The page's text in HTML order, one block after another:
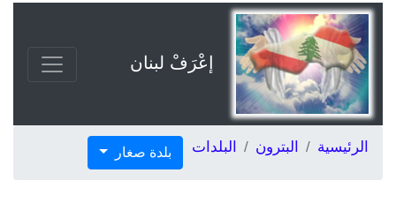
إعْرَفْ لبنان
الرئيسية البترون البلدات بلدة صغار